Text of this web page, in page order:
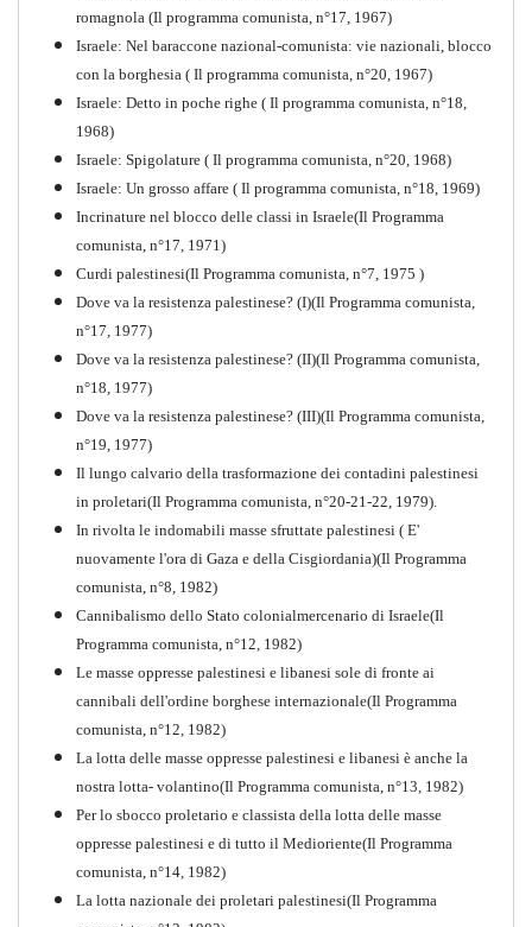
Storia della Sinistra
Comunista V
Perchè la Russia non era
comunista
Quaderno n°10
romagnola (Il programma comunista, n°17, 1967)
Israele: Nel baraccone nazional-comunista: vie nazionali, blocco
con la borghesia ( Il programma comunista, n°20, 1967)
Israele: Detto in poche righe ( Il programma comunista, n°18,
1968)
Israele: Spigolature ( Il programma comunista, n°20, 1968)
Israele: Un grosso affare ( Il programma comunista, n°18, 1969)
Incrinature nel blocco delle classi in Israele(Il Programma
comunista, n°17, 1971)
Curdi palestinesi(Il Programma comunista, n°7, 1975 )
Dove va la resistenza palestinese? (I)(Il Programma comunista,
n°17, 1977)
Dove va la resistenza palestinese? (II)(Il Programma comunista,
n°18, 1977)
Dove va la resistenza palestinese? (III)(Il Programma comunista,
n°19, 1977)
Il lungo calvario della trasformazione dei contadini palestinesi
in proletari(Il Programma comunista, n°20-21-22, 1979).
In rivolta le indomabili masse sfruttate palestinesi ( E'
nuovamente l'ora di Gaza e della Cisgiordania)(Il Programma
comunista, n°8, 1982)
Cannibalismo dello Stato colonialmercenario di Israele(Il
Programma comunista, n°12, 1982)
Le masse oppresse palestinesi e libanesi sole di fronte ai
cannibali dell'ordine borghese internazionale(Il Programma
comunista, n°12, 1982)
La lotta delle masse oppresse palestinesi e libanesi è anche la
nostra lotta- volantino(Il Programma comunista, n°13, 1982)
Per lo sbocco proletario e classista della lotta delle masse
oppresse palestinesi e di tutto il Medioriente(Il Programma
comunista, n°14, 1982)
La lotta nazionale dei proletari palestinesi(Il Programma